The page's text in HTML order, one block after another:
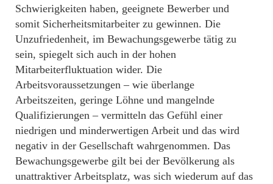
Schwierigkeiten haben, geeignete Bewerber und
somit Sicherheitsmitarbeiter zu gewinnen. Die
Unzufriedenheit, im Bewachungsgewerbe tätig zu
sein, spiegelt sich auch in der hohen
Mitarbeiterfluktuation wider. Die
Arbeitsvoraussetzungen – wie überlange
Arbeitszeiten, geringe Löhne und mangelnde
Qualifizierungen – vermitteln das Gefühl einer
niedrigen und minderwertigen Arbeit und das wird
negativ in der Gesellschaft wahrgenommen. Das
Bewachungsgewerbe gilt bei der Bevölkerung als
unattraktiver Arbeitsplatz, was sich wiederum auf das